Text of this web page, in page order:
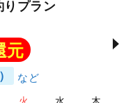
プラン
元